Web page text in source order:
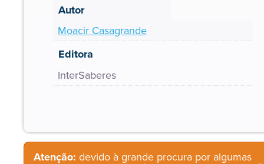
Autor
Moacir Casagrande
Editora
InterSaberes
Atenção: devido à grande procura por algumas